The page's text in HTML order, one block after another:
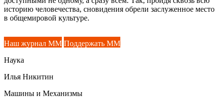
историю человечества, сновидения обрели заслуженное место
в общемировой культуре.
Наш журнал ММ Поддержать ММ
Наука
Илья Никитин
Машины и Механизмы